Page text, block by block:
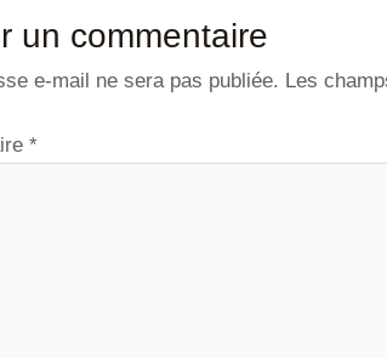
un commentaire
e-mail ne sera pas publiée. Les
*